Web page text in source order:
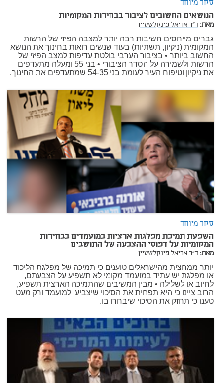
סקר מיוחד
הנושאים החשובים לציבור בבחירות המקומיות
מאת:ד"ר אריאל פינקלשטיין
גברים מייחסים חשיבות רבה יותר למצבה הפיזי של הרשות
המקומית (ניקיון, תשתיות) בעוד שנשים רואות בחינוך את הנושא
החשוב ביותר • בציבור הערבי בולטת עדיפות למצב הפיזי של
הרשות ולשמירה על הסדר הציבורי • בני 55 ומעלה מתעדפים
את ניקיון וטיפוח העיר לעומת בני 54-35 שמתעדפים את החינוך.
סקר מיוחד
השפעת תמיכת מפלגות ארציות במועמדים בבחירות
המקומיות על דפוסי ההצבעה של התושבים
מאת:ד"ר אריאל פינקלשטיין
יותר ממחצית מהישראלים טוענים כי תמיכה של מפלגת הליכוד
או מפלגת יש עתיד במועמד מקומי לא תשפיע על הצבעתם,
לחיוב או לשלילה • מבין המשיבים שהתמיכה הארצית תשפיע,
הרוב ציינו כי היא תפחית את הסיכוי שיצביעו למועמד ורק מעט
טענו כי תחזק את הסיכוי שיבחרו בו.